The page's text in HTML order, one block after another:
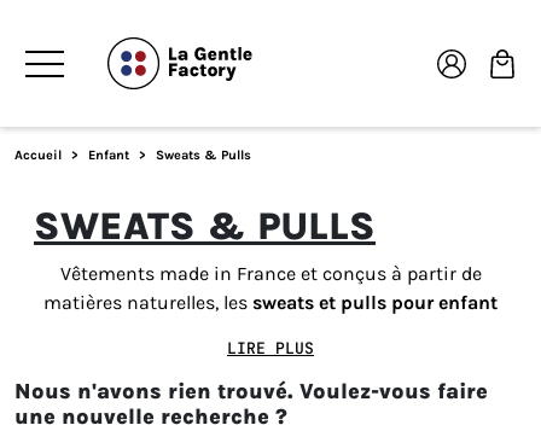
Accueil Enfant Sweats & Pulls
SWEATS & PULLS
Vêtements made in France et conçus à partir de
matières naturelles, les sweats et pulls pour enfant
naturellement séduisant. Confortable et au style 100%
frenchy, les sweats et pulls pour enfant La Gentle
Factory deviendront vite les indispensables de la
LIRE PLUS
Nous n'avons rien trouvé. Voulez-vous faire
une nouvelle recherche ?